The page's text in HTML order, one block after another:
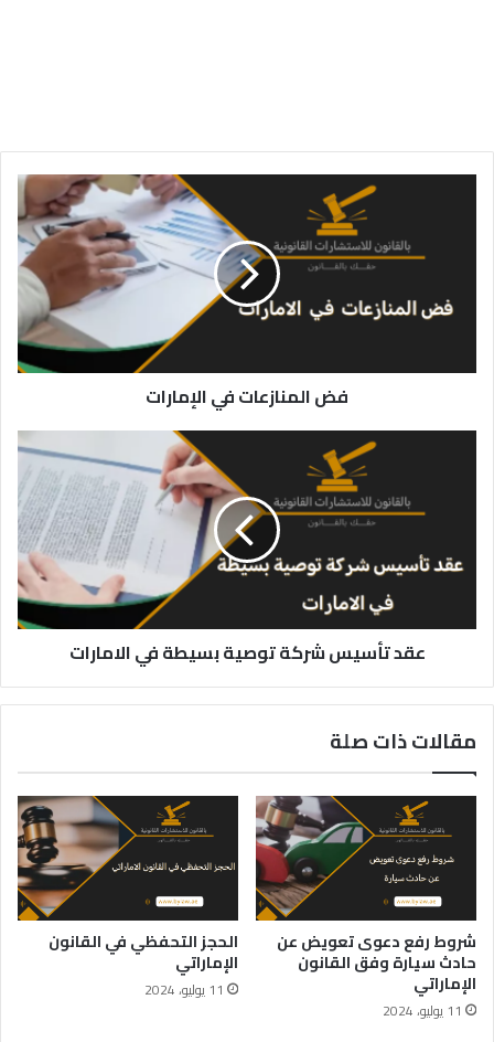
فض المنازعات في الإمارات
في
الامارات
عقد تأسيس شركة توصية بسيطة في الامارات
مقالات ذات صلة
شروط رفع دعوى تعويض عن
حادث سيارة وفق القانون
الإماراتي
11 يوليو، 2024
الحجز التحفظي في القانون
الإماراتي
11 يوليو، 2024